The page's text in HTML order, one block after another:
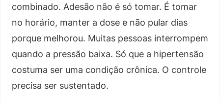
combinado. Adesão não é só tomar. É tomar
no horário, manter a dose e não pular dias
porque melhorou. Muitas pessoas interrompem
quando a pressão baixa. Só que a hipertensão
costuma ser uma condição crônica. O controle
precisa ser sustentado.